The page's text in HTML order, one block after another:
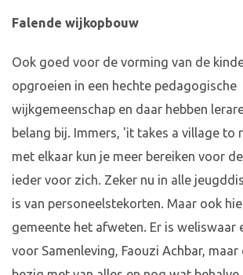
Falende wijkopbouw
Ook goed voor de vorming van de
opgroeien in een hechte pedagogische
wijkgemeenschap en daar hebben
belang bij. Immers, 'it takes a village to
met elkaar kun je meer bereiken voor
ieder voor zich. Zeker nu in alle
is van personeelstekorten. Maar ook
gemeente het afweten. Er is weliswaar
voor Samenleving, Faouzi Achbar,